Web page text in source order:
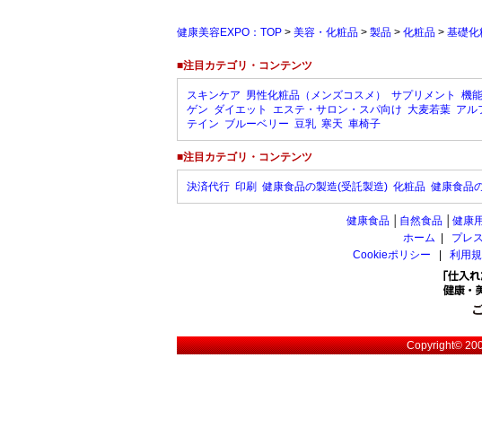
健康美容EXPO：TOP > 美容・化粧品 > 製品 > 化粧品 > 基礎化
■注目カテゴリ・コンテンツ
スキンケア 男性化粧品（メンズコスメ） サプリメント 機
ゲン ダイエット エステ・サロン・スパ向け 大麦若葉 アル
テイン ブルーベリー 豆乳 寒天 車椅子
■注目カテゴリ・コンテンツ
決済代行 印刷 健康食品の製造(受託製造) 化粧品 健康食品
健康食品 自然食品 健康
ホーム
プレ
Cookieポリシー
利用
Copyright©